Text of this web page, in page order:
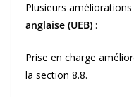
Plusieurs
anglaise (UEB) :
Prise en charge
la section 8.8.